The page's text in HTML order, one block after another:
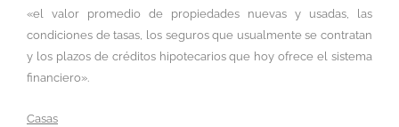
«el valor promedio de propiedades nuevas y usadas, las
condiciones de tasas, los seguros que usualmente se contratan
y los plazos de créditos hipotecarios que hoy ofrece el sistema
financiero».
Casas